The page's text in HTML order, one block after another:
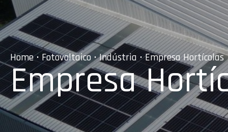
Home• Fotovoltaico•Indústria• Empresa Hortícolas
Empresa